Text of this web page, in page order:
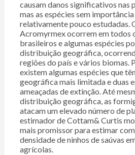
causam danos significativos nas
mas as espécies sem
relativamente pouco estudadas.
Acromyrmex ocorrem em todos
brasileiros e algumas espécies
distribuição geográfica,
regiões do país e vários biomas.
existem algumas espécies que
geográfica mais limitada e duas
ameaçadas de extinção. Até
distribuição geográfica, as
atacam um elevado número de
estimador de Cottam& Curtis
mais promissor para estimar
densidade de ninhos de saúvas
agrícolas.